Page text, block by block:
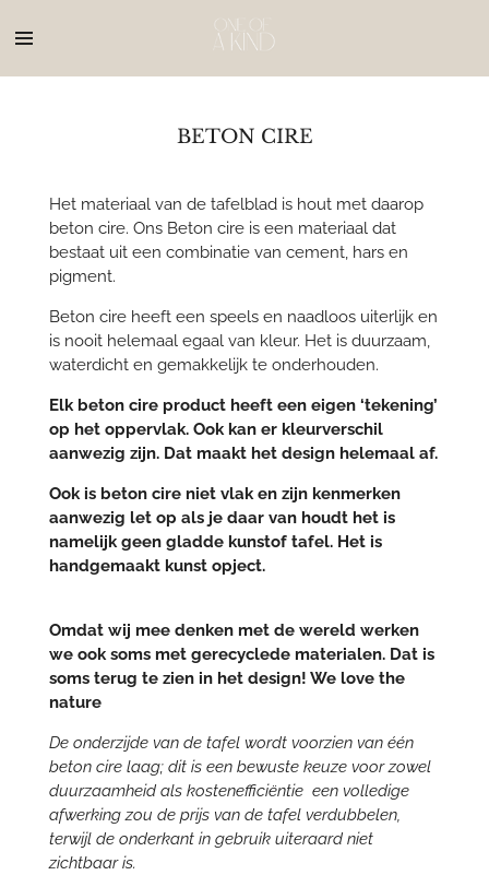
direct
BETON CIRE
Het materiaal van de tafelblad is hout met daarop
beton cire. Ons Beton cire is een materiaal dat
bestaat uit een combinatie van cement, hars en
pigment.
Beton cire heeft een speels en naadloos uiterlijk en
is nooit helemaal egaal van kleur. Het is duurzaam,
waterdicht en gemakkelijk te onderhouden.
Elk beton cire product heeft een eigen ‘tekening’
op het oppervlak. Ook kan er kleurverschil
aanwezig zijn. Dat maakt het design helemaal af.
Ook is beton cire niet vlak en zijn kenmerken
aanwezig let op als je daar van houdt het is
namelijk geen gladde kunstof tafel. Het is
handgemaakt kunst opject.
Omdat wij mee denken met de wereld werken
we ook soms met gerecyclede materialen. Dat is
soms terug te zien in het design! We love the
nature
De onderzijde van de tafel wordt voorzien van één
beton cire laag; dit is een bewuste keuze voor zowel
duurzaamheid als kostenefficiëntie een volledige
afwerking zou de prijs van de tafel verdubbelen,
terwijl de onderkant in gebruik uiteraard niet
zichtbaar is.